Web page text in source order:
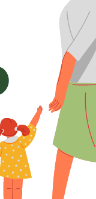
если у вас возникли
или сомнения; либо
аналог препарата.
для тех, кто не
тратить долгие часы
по аптекам в
или чтобы
при покупке.
сегодня стало так
еще есть шанс
кто оказался в
сервис заслуживает